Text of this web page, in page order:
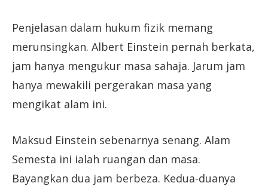
Penjelasan dalam hukum fizik memang
merunsingkan. Albert Einstein pernah berkata,
jam hanya mengukur masa sahaja. Jarum jam
hanya mewakili pergerakan masa yang
mengikat alam ini.
Maksud Einstein sebenarnya senang. Alam
Semesta ini ialah ruangan dan masa.
Bayangkan dua jam berbeza. Kedua-duanya